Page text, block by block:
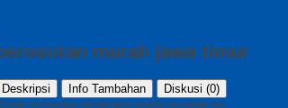
murah jawa timur
Deskripsi Info Tambahan Diskusi (0)